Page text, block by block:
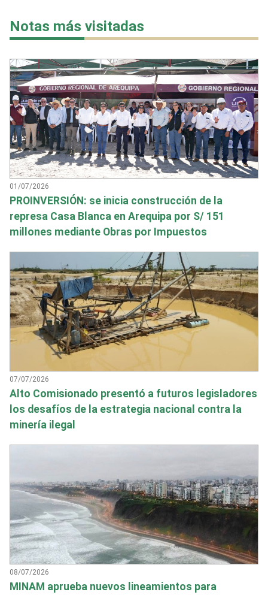
Notas más visitadas
01/07/2026
PROINVERSIÓN: se inicia construcción de la
represa Casa Blanca en Arequipa por S/ 151
millones mediante Obras por Impuestos
07/07/2026
Alto Comisionado presentó a futuros legisladores
los desafíos de la estrategia nacional contra la
minería ilegal
08/07/2026
MINAM aprueba nuevos lineamientos para